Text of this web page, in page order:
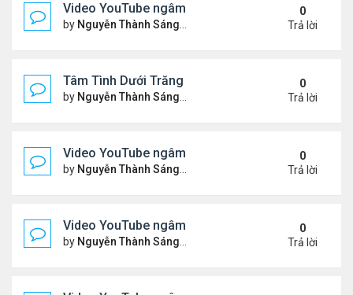
Video YouTube ngâm bài thơ nhạc lục bát "Em Đi
by Nguyễn Thành Sáng Thứ 5 Tháng 5 14, 2026 7:20
0
Trả lời
Tâm Tình Dưới Trăng
by Nguyễn Thành Sáng Thứ 3 Tháng 5 12, 2026 3:15
0
Trả lời
Video YouTube ngâm bài thơ nhạc lục bát "Em Có
by Nguyễn Thành Sáng Thứ 7 Tháng 5 02, 2026 10:15
0
Trả lời
Video YouTube ngâm bài thơ nhạc lục bát "Nói
by Nguyễn Thành Sáng Thứ 3 Tháng 4 21, 2026 8:37
0
Trả lời